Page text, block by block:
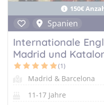
150€
Spanien
Internationale
Madrid und
(1)
Madrid & Barcelona
11-17 Jahre